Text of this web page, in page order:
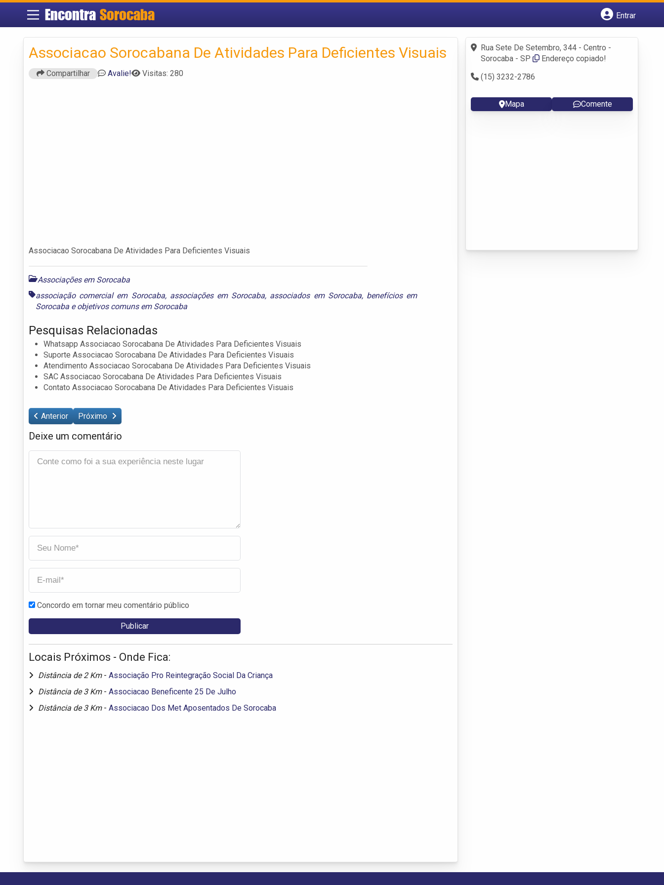
Encontra Sorocaba
Entrar
Fazer login
Criar conta
Associacao Sorocabana De Atividades Para Deficientes Visuais
Compartilhar Avalie! Visitas: 280
Associacao Sorocabana De Atividades Para Deficientes Visuais
Associações em Sorocaba
associação comercial em Sorocaba, associações em Sorocaba, associados em Sorocaba, benefícios em
Sorocaba eobjetivos comuns em Sorocaba
Pesquisas Relacionadas
Whatsapp Associacao Sorocabana De Atividades Para Deficientes Visuais
Suporte Associacao Sorocabana De Atividades Para Deficientes Visuais
Atendimento Associacao Sorocabana De Atividades Para Deficientes Visuais
SAC Associacao Sorocabana De Atividades Para Deficientes Visuais
Contato Associacao Sorocabana De Atividades Para Deficientes Visuais
Anterior Próximo
Deixe um comentário
Concordo em tornar meu comentário público
Locais Próximos - Onde Fica:
Distância de 2 Km - Associação Pro Reintegração Social Da Criança
Distância de 3 Km - Associacao Beneficente 25 De Julho
Distância de 3 Km - Associacao Dos Met Aposentados De Sorocaba
Rua Sete De Setembro, 344 - Centro -
Sorocaba - SP
Endereço copiado!
(15) 3232-2786
Mapa Comente